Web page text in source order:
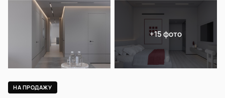
+15 фото
НА ПРОДАЖУ